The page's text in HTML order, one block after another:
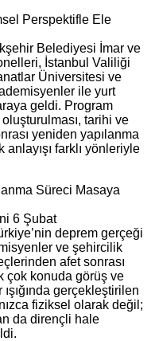
Perspektifle Ele
Belediyesi İmar ve
İstanbul Valiliği
Üniversitesi ve
ile yurt
geldi. Program
tarihi ve
yeniden yapılanma
farklı yönleriyle
Süreci Masaya
6 Şubat
deprem gerçeği
ve şehircilik
afet sonrası
çok konuda görüş ve
gerçekleştirilen
fiziksel olarak değil;
da dirençli hale